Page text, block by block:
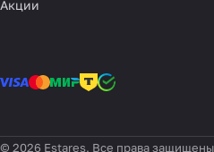
Акции
© 2026 Estares, Все права защищены